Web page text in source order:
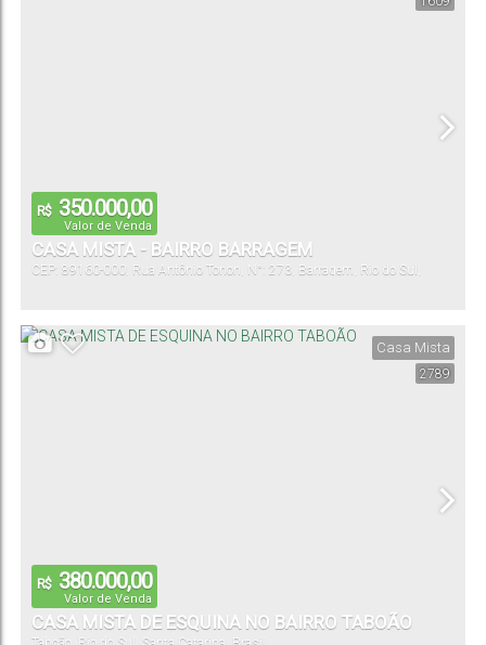
R$ 350.000,00
Valor de Venda
CASA MISTA - BAIRRO BARRAGEM
CEP: 89160-000 Rua Antônio Tonon N°: 273 Barragem Rio do Sul
2789
Casa Mista
R$ 380.000,00
Valor de Venda
CASA MISTA DE ESQUINA NO BAIRRO TABOÃO